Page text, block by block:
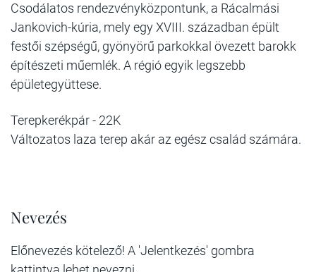
Csodálatos rendezvényközpontunk, a Rácalmási
Jankovich-kúria, mely egy XVIII. században épült
festői szépségű, gyönyörű parkokkal övezett barokk
építészeti műemlék. A régió egyik legszebb
épületegyüttese.
Terepkerékpár - 22K
Változatos laza terep akár az egész család számára.
Nevezés
Előnevezés kötelező! A 'Jelentkezés' gombra